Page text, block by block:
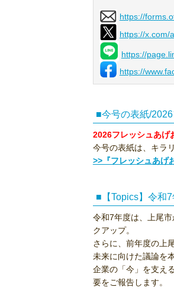
https://
https://x.com/
https://
https://
■今号の表紙/
2026フレッシュあげ
今号の表紙は、キラ
>>『フレッシュあげ
■【Topics】令和
令和7年度は、上尾
クアップ。
さらに、前年度の上
未来に向けた議論を
企業の「今」を支え
要をご報告します。